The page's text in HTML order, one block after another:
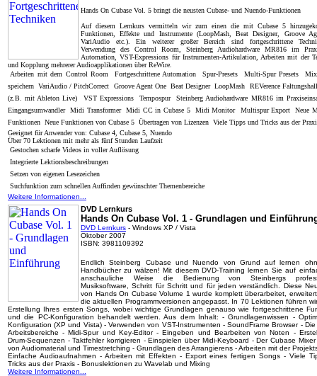
Hands On Cubase Vol. 5 bringt die neusten Cubase- und Nuendo-Funktionen
Auf diesem Lernkurs vermitteln wir zum einen die mit Cubase 5
Funktionen, Effekte und Instrumente (LoopMash, Beat Designer, Groove
VariAudio etc.). Ein weiterer großer Bereich sind fortgeschrittene
Verwendung des Control Room, Steinberg Audiohardware MR816 im
Automation, VST-Expressions für Instrumenten-Artikulation, Arbeiten mit der
und Kopplung mehrerer Audioapplikationen über ReWire.
 Arbeiten mit dem Control Room  Fortgeschrittene Automation  Spur-Presets  Multi-Spur Presets 
speichern  VariAudio / PitchCorrect  Groove Agent One  Beat Designer  LoopMash  REVerence
(z.B. mit Ableton Live)  VST Expressions  Tempospur  Steinberg Audiohardware MR816 im
Eingangsumwandler  Midi Transformer  Midi CC in Cubase 5  Midi Monitor  Multispur Export  Neue
Funktionen  Neue Funktionen von Cubase 5  Übertragen von Lizenzen  Viele Tipps und Tricks aus der
Geeignet für Anwender von: Cubase 4, Cubase 5, Nuendo
Über 70 Lektionen mit mehr als fünf Stunden Laufzeit
 Gestochen scharfe Videos in voller Auflösung
 Integrierte Lektionsbeschreibungen
 Setzen von eigenen Lesezeichen
 Suchfunktion zum schnellen Auffinden gewünschter Themenbereiche
Weitere Informationen...
DVD Lernkurs
Hands On Cubase Vol. 1 - Grundlagen und
DVD Lernkurs - Windows XP / Vista
Oktober 2007
ISBN: 3981109392
Endlich Steinberg Cubase und Nuendo von Grund auf lernen
Handbücher zu wälzen! Mit diesem DVD-Training lernen Sie auf
anschauliche Weise die Bedienung von Steinbergs
Musiksoftware, Schritt für Schritt und für jeden verständlich. Diese
von Hands On Cubase Volume 1 wurde komplett überarbeitet,
die aktuellen Programmversionen angepasst. In 70 Lektionen führen
Erstellung Ihres ersten Songs, wobei wichtige Grundlagen genauso wie fortgeschrittene
und die PC-Konfiguration behandelt werden. Aus dem Inhalt: - Grundlagenwissen -
Konfiguration (XP und Vista) - Verwenden von VST-Instrumenten - SoundFrame Browser -
Arbeitsbereiche - Midi-Spur und Key-Editor - Eingeben und Bearbeiten von Noten -
Drum-Sequenzen - Taktfehler korrigieren - Einspielen über Midi-Keyboard - Der Cubase
von Audiomaterial und Timestretching - Grundlagen des Arrangierens - Arbeiten mit der
Einfache Audioaufnahmen - Arbeiten mit Effekten - Export eines fertigen Songs - Viele
Tricks aus der Praxis - Bonuslektionen zu Wavelab und Mixing
Weitere Informationen...